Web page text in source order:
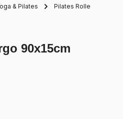
& Pilates Pilates Rolle
90x15cm